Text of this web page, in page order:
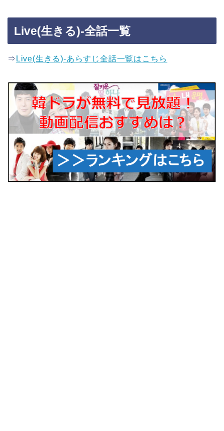
Live(生きる)-全話一覧
⇒ Live(生きる)-あらすじ全話一覧はこちら